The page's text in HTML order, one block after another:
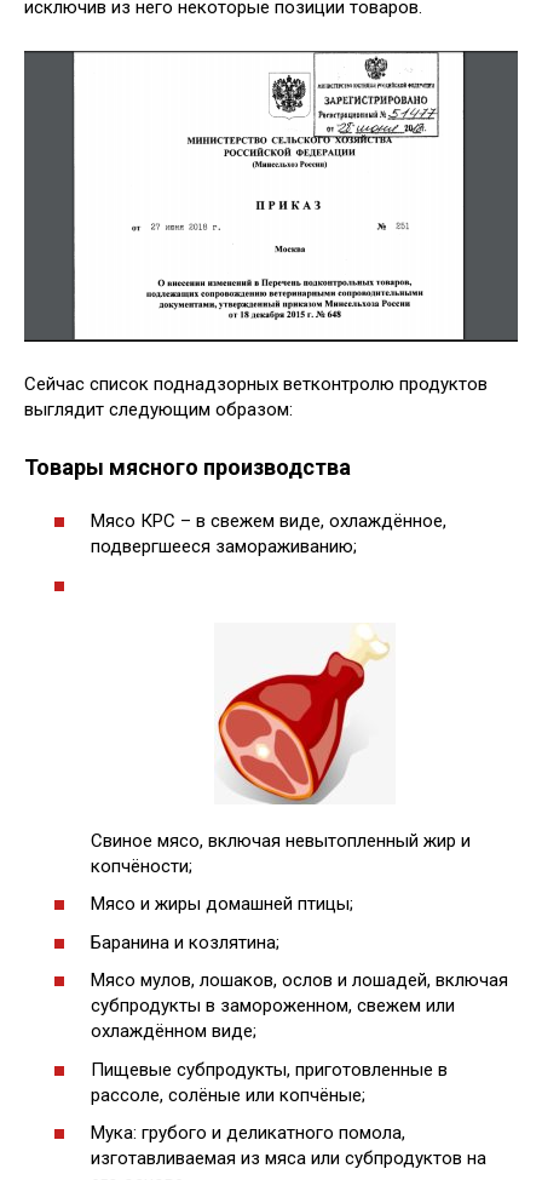
исключив из него некоторые позиции товаров.
Сейчас список поднадзорных ветконтролю продуктов
выглядит следующим образом:
Товары мясного производства
Мясо КРС – в свежем виде, охлаждённое,
подвергшееся замораживанию;
Свиное мясо, включая невытопленный жир и
копчёности;
Мясо и жиры домашней птицы;
Баранина и козлятина;
Мясо мулов, лошаков, ослов и лошадей, включая
субпродукты в замороженном, свежем или
охлаждённом виде;
Пищевые субпродукты, приготовленные в
рассоле, солёные или копчёные;
Мука: грубого и деликатного помола,
изготавливаемая из мяса или субпродуктов на